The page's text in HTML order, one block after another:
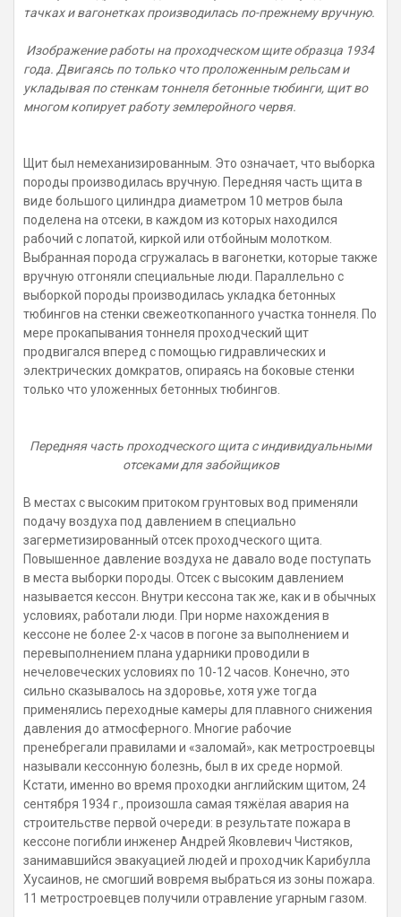
тачках и вагонетках производилась по-прежнему вручную.
Изображение работы на проходческом щите образца 1934
года. Двигаясь по только что проложенным рельсам и
укладывая по стенкам тоннеля бетонные тюбинги, щит во
многом копирует работу землеройного червя.
Щит был немеханизированным. Это означает, что выборка
породы производилась вручную. Передняя часть щита в
виде большого цилиндра диаметром 10 метров была
поделена на отсеки, в каждом из которых находился
рабочий с лопатой, киркой или отбойным молотком.
Выбранная порода сгружалась в вагонетки, которые также
вручную отгоняли специальные люди. Параллельно с
выборкой породы производилась укладка бетонных
тюбингов на стенки свежеоткопанного участка тоннеля. По
мере прокапывания тоннеля проходческий щит
продвигался вперед с помощью гидравлических и
электрических домкратов, опираясь на боковые стенки
только что уложенных бетонных тюбингов.
Передняя часть проходческого щита с индивидуальными
отсеками для забойщиков
В местах с высоким притоком грунтовых вод применяли
подачу воздуха под давлением в специально
загерметизированный отсек проходческого щита.
Повышенное давление воздуха не давало воде поступать
в места выборки породы. Отсек с высоким давлением
называется кессон. Внутри кессона так же, как и в обычных
условиях, работали люди. При норме нахождения в
кессоне не более 2-х часов в погоне за выполнением и
перевыполнением плана ударники проводили в
нечеловеческих условиях по 10-12 часов. Конечно, это
сильно сказывалось на здоровье, хотя уже тогда
применялись переходные камеры для плавного снижения
давления до атмосферного. Многие рабочие
пренебрегали правилами и «заломай», как метростроевцы
называли кессонную болезнь, был в их среде нормой.
Кстати, именно во время проходки английским щитом, 24
сентября 1934 г., произошла самая тяжёлая авария на
строительстве первой очереди: в результате пожара в
кессоне погибли инженер Андрей Яковлевич Чистяков,
занимавшийся эвакуацией людей и проходчик Карибулла
Хусаинов, не смогший вовремя выбраться из зоны пожара.
11 метростроевцев получили отравление угарным газом.